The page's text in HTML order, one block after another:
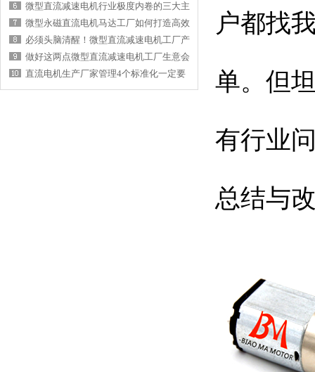
微型直流减速电机行业极度内卷的三大主
微型永磁直流电机马达工厂如何打造高效
必须头脑清醒！微型直流减速电机工厂产
做好这两点微型直流减速电机工厂生意会
直流电机生产厂家管理4个标准化一定要
户都找
单。但
有行业
总结与